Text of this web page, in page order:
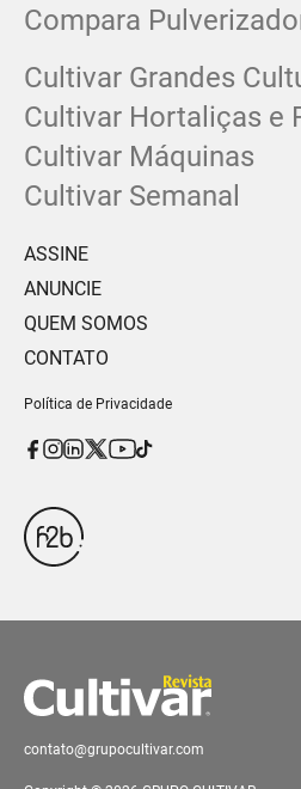
Compara
Cultivar Grandes
Cultivar Hortaliças e
Cultivar Máquinas
Cultivar Semanal
ASSINE
ANUNCIE
QUEM SOMOS
CONTATO
Política de Privacidade
contato@grupocultivar.com